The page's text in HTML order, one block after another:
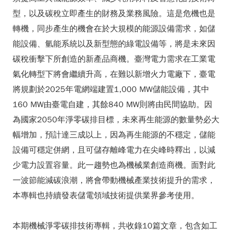
型，以及碳稅立即產生的財務及業務風險。這是危機也是
轉機，同步產生的機會在於大規模的能源設備需求，如儲
能設備、氫能系統以及新型態的綠電設備等，將是未來因
碳稅衝擊下所創造的新產品商機。臺灣電力需求在工業電
氣化轉型下將會繼續升高，在難以新增火力電廠下，臺電
將規劃於2025年電網端建置1,000 MW儲能設備，其中
160 MW由臺電自建，其餘840 MW則將由民間協助。因
為國家2050年淨零碳排目標，未來再生能源的數量勢必大
幅增加，預計達三成以上，因為再生能源的不穩定，儲能
設備可穩定併網，且可儲存離峰電力在尖峰時釋出，以減
少電力設置容量。此一趨勢也為機械業創造商機。面對此
一波節能減碳浪潮，將會帶動機械產業技術提升的需求，
本專輯也持續發表儲電領域技術提供業界參考使用。
本期機械淨零碳排技術專輯，共收錄10篇文章，包含如工